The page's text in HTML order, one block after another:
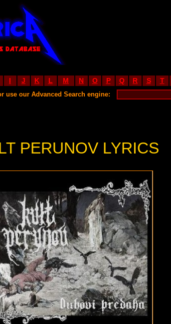
I J K L M N O P Q R S T
use our Advanced Search engine:
PERUNOV LYRICS